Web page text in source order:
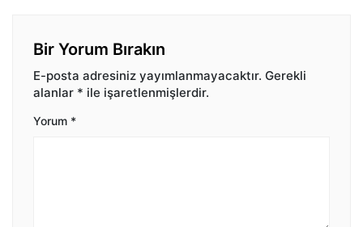
Bir Yorum Bırakın
E-posta adresiniz yayımlanmayacaktır. Gerekli
alanlar * ile işaretlenmişlerdir.
Yorum *